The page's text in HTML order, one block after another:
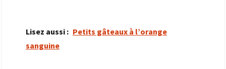
Lisez aussi : Petits gâteaux à l’orange
sanguine